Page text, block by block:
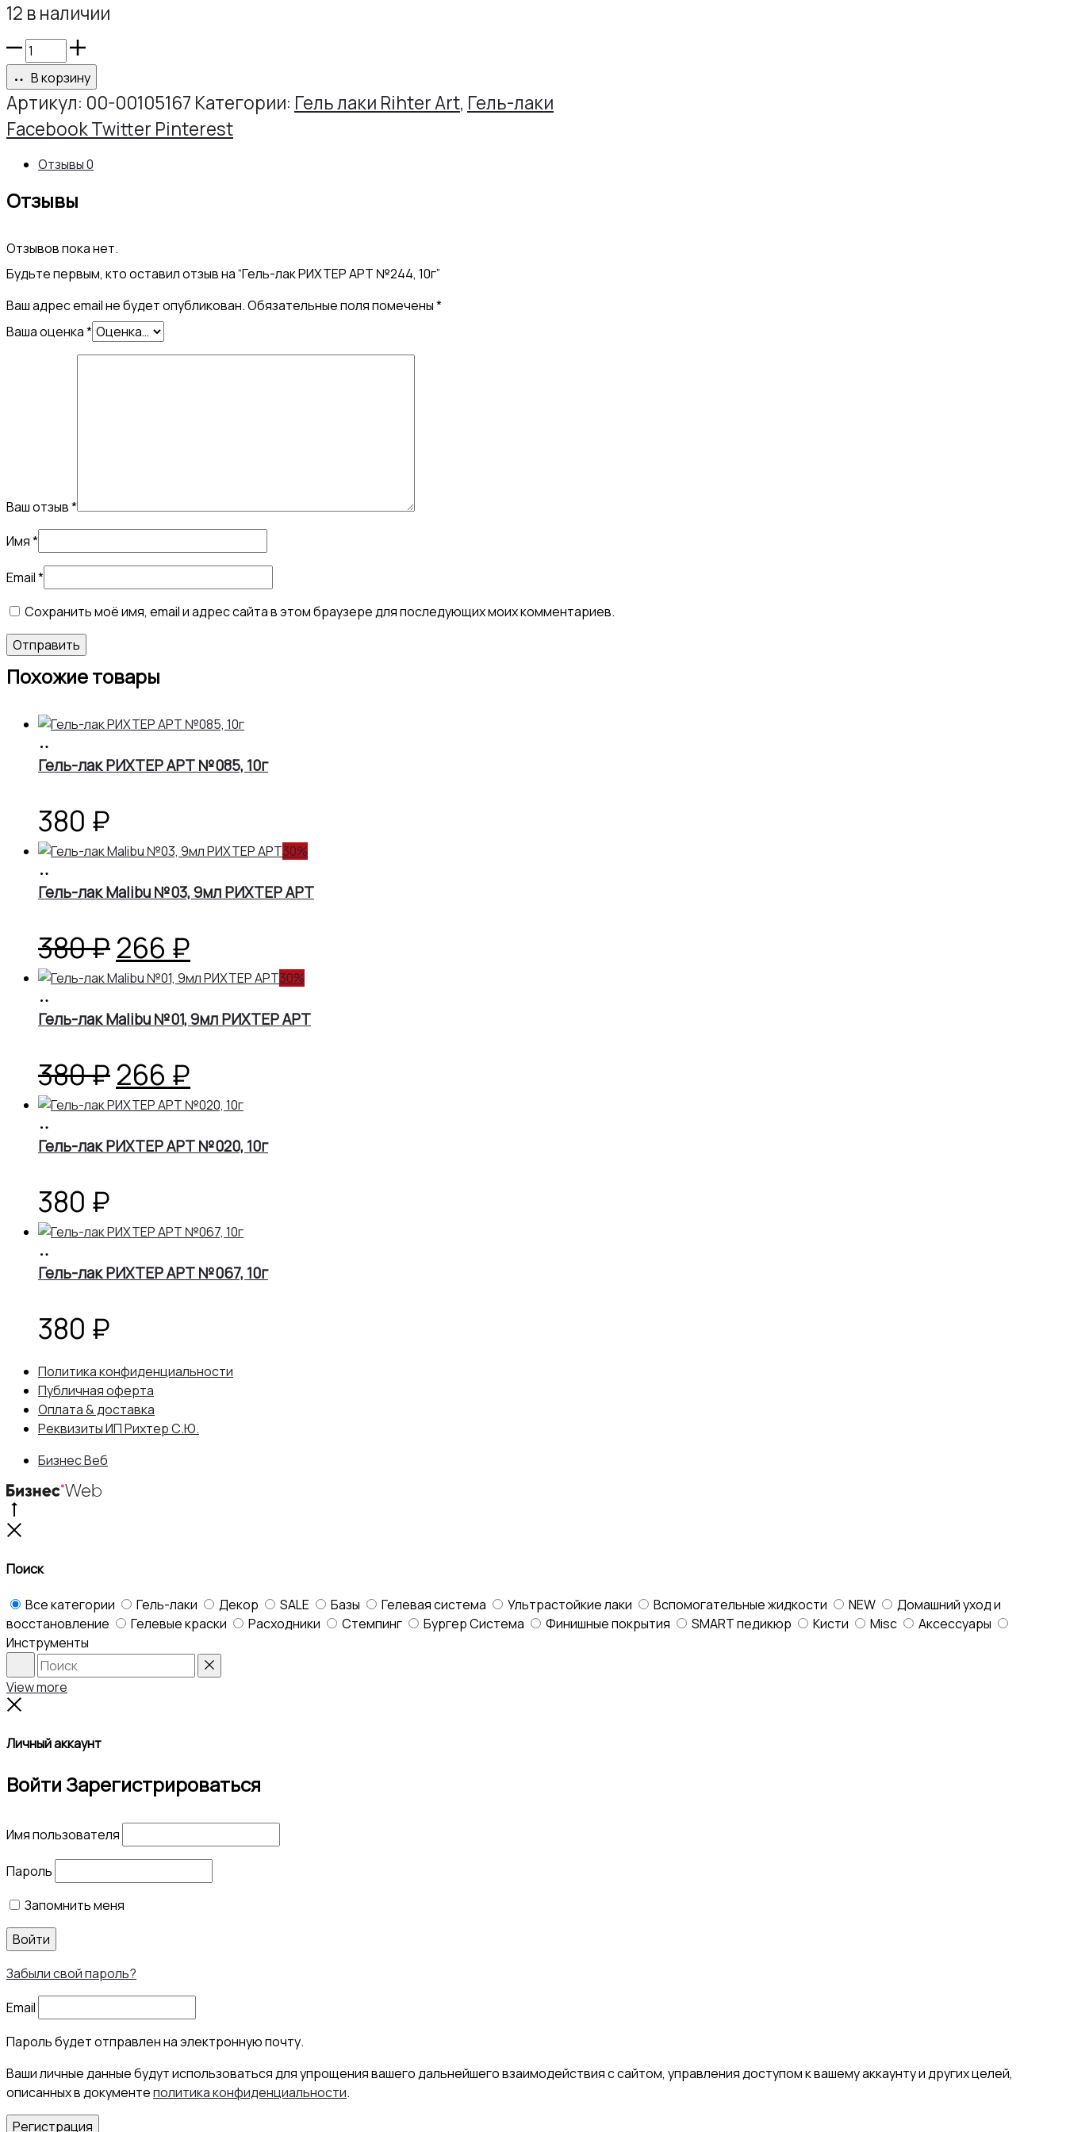
12 в наличии
Количество
товара
Гель-
лак
АРТ
№244,
В корзину
Артикул: 00-00105167 Категории: Гель лаки Rihter Art, Гель-лаки
Share
FacebookTwitter Pinterest
Отзывы0
Отзывы
Отзывов пока нет.
Будьте первым, кто оставил отзыв на “Гель-лак РИХТЕР АРТ №244, 10г”
Ваш адрес email не будет опубликован.Обязательные поля помечены*
Ваша оценка*
Ваш отзыв*
Имя*
Email*
Сохранить моё имя, email и адрес сайта в этом браузере для последующих моих комментариев.
Похожие товары
корзину
Гель-лак РИХТЕР АРТ №085, 10г
380 ₽
30%
корзину
Гель-лак Malibu №03, 9мл РИХТЕР АРТ
380₽Первоначальная
цена
составляла
380 ₽.
266 ₽
цена:
266 ₽.
30%
корзину
Гель-лак Malibu №01, 9мл РИХТЕР АРТ
380₽Первоначальная
цена
составляла
266 ₽
цена:
266 ₽.
корзину
Гель-лак РИХТЕР АРТ №020, 10г
380 ₽
корзину
Гель-лак РИХТЕР АРТ №067, 10г
380 ₽
Политика конфиденциальности
Публичная оферта
Оплата & доставка
Реквизиты ИП Рихтер С.Ю.
Бизнес Веб
Поиск
Все категории Гель-лаки Декор SALE Базы Гелевая система Ультрастойкие лаки Вспомогательные жидкости NEW
Домашний уход и
восстановление
Гелевые краски Расходники Стемпинг Бургер Система Финишные покрытия SMART педикюр Кисти Misc
Аксессуары
Инструменты
Search
View more
Личный аккаунт
ВойтиЗарегистрироваться
Имя пользователя
Пароль
Запомнить меня
Войти
Забыли свой пароль?
Email
Пароль будет отправлен на электронную почту.
Ваши личные данные будут использоваться для упрощения вашего дальнейшего взаимодействия с сайтом, управления доступом к вашему аккаунту и других целей,
описанных в документеполитика конфиденциальности.
Регистрация